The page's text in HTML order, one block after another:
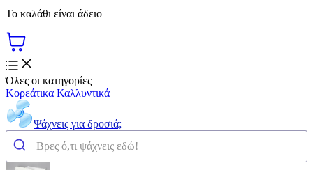
Το καλάθι είναι άδειο
Όλες οι κατηγορίες
Κορεάτικα Καλλυντικά
Ψάχνεις για δροσιά;